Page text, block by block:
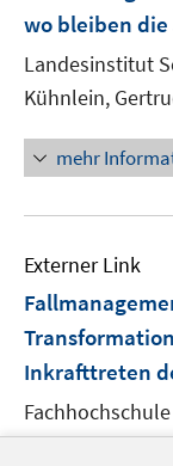
wo bleiben
Landesinstitut
Kühnlein,
mehr
Externer Link
Inkrafttreten
und Gesundheit